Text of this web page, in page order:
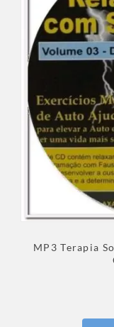
MP3 Terapia